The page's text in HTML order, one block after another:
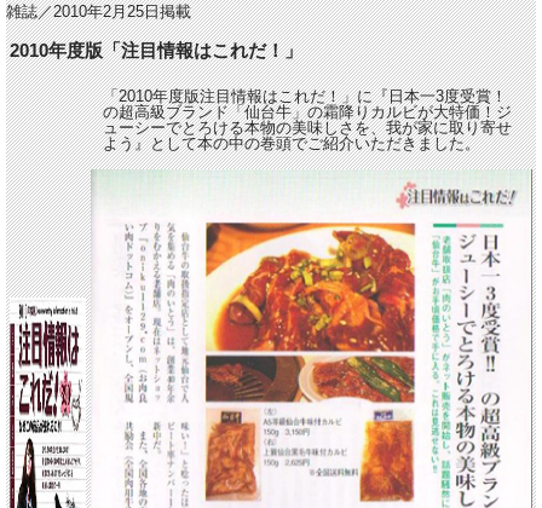
雑誌／2010年2月25日掲載
2010年度版「注目情報はこれだ！」
「2010年度版注目情報はこれだ！」に『日本一3度受賞！
の超高級ブランド「仙台牛」の霜降りカルビが大特価！ジ
ューシーでとろける本物の美味しさを、我が家に取り寄せ
よう』として本の中の巻頭でご紹介いただきました。